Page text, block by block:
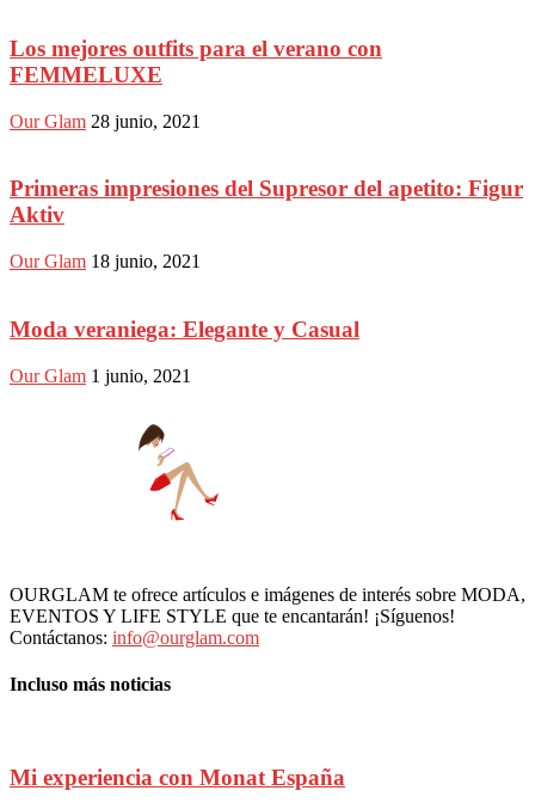
Los mejores outfits para el verano con
FEMMELUXE
Our Glam 28 junio, 2021
Primeras impresiones del Supresor del apetito: Figur
Aktiv
Our Glam 18 junio, 2021
Moda veraniega: Elegante y Casual
Our Glam 1 junio, 2021
OURGLAM te ofrece artículos e imágenes de interés sobre MODA,
EVENTOS Y LIFE STYLE que te encantarán! ¡Síguenos!
Contáctanos: info@ourglam.com
Incluso más noticias
Mi experiencia con Monat España